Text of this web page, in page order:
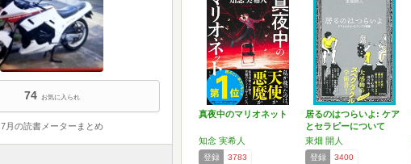
真夜中のマリオネット
知念 実希人
登録 3783
居るのはつらいよ: ケア
とセラピーについて
の…
東畑 開人
登録 3400
74 お気に入られ
7月の読書メーターまとめ